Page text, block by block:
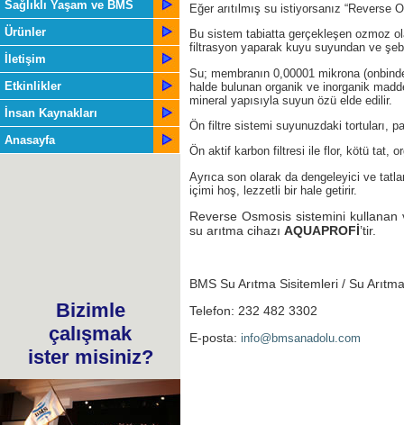
Sağlıklı Yaşam ve BMS
Ürünler
İletişim
Etkinlikler
İnsan Kaynakları
Anasayfa
Bizimle
çalışmak
ister misiniz?
Eğer arıtılmış su istiyorsanız “Reverse
Bu sistem tabiatta gerçekleşen ozmoz
filtrasyon yaparak kuyu suyundan ve
Su; membranın 0,00001 mikrona
halde bulunan organik ve inorganik
mineral yapısıyla suyun özü elde edilir.
Ön filtre sistemi suyunuzdaki tortuları,
Ön aktif karbon filtresi ile flor, kötü tat,
Ayrıca son olarak da dengeleyici ve
içimi hoş, lezzetli bir hale getirir.
Reverse Osmosis sistemini
su arıtma cihazı AQUAPROFİ’tir.
BMS Su Arıtma Sisitemleri / Su
Telefon: 232 482 3302
E-posta: info@bmsanadolu.com